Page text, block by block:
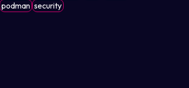
podman security